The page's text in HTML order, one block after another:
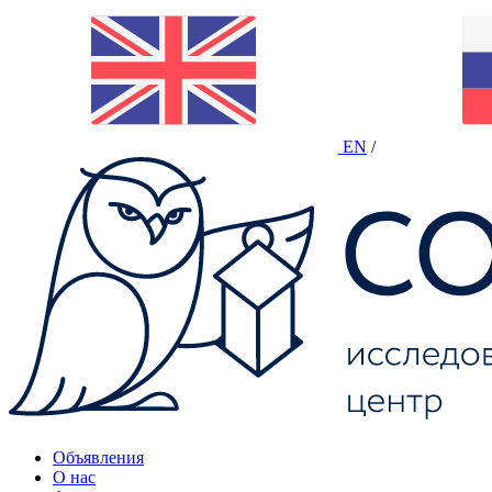
EN /
Объявления
О нас